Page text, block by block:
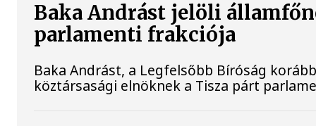
Baka Andrást jelöli
parlamenti frakciója
Baka Andrást, a Legfelsőbb Bíróság
köztársasági elnöknek a Tisza párt